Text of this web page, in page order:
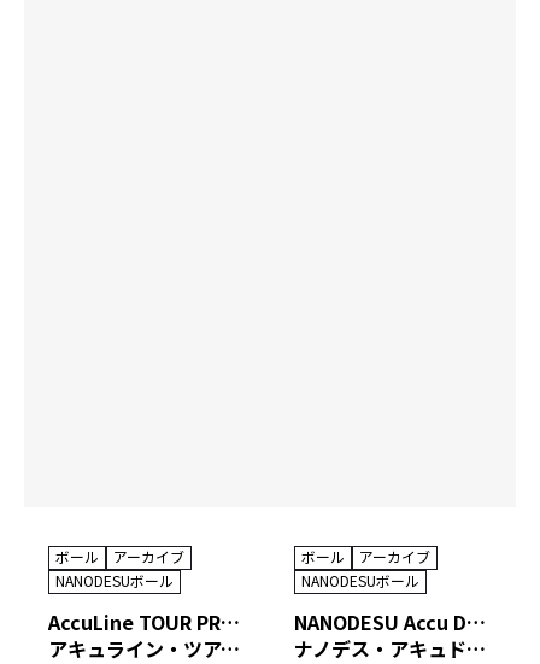
ボール
アーカイブ
NANODESUボール
AccuLine TOUR PREMIUM U
アキュライン・ツアープレミアム ユー
ボール
アーカイブ
NANODESUボール
NANODESU Accu Drive
ナノデス・アキュドライブ